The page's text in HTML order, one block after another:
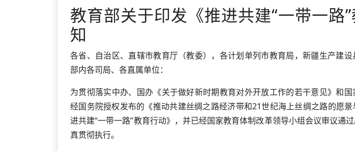
教育部关于印发《推进共建“一带一路
知
各省、自治区、直辖市教育厅（教委），各计划单列市教育局，新疆生产建设
部内各司局、各直属单位：
为贯彻落实中办、国办《关于做好新时期教育对外开放工作的若干意见》和
经国务院授权发布的《推动共建丝绸之路经济带和21世纪海上丝绸之路的愿
进共建“一带一路”教育行动》，并已经国家教育体制改革领导小组会议审议通
真贯彻执行。